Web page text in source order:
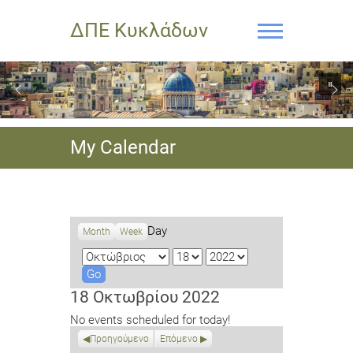
ΔΠΕ Κυκλάδων
My Calendar
Month Week Day
M
o
n
h
D
y
Y
a
18 Οκτωβρίου 2022
No events scheduled for today!
Προηγούμενο Επόμενο